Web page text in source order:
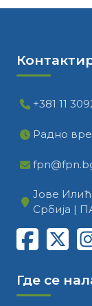
+381 11
Радно
Јове
Србија |
Где се